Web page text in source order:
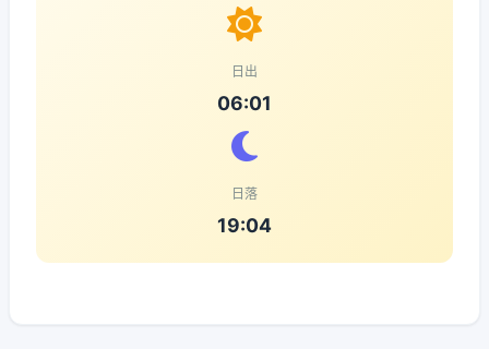
日出
06:01
日落
19:04